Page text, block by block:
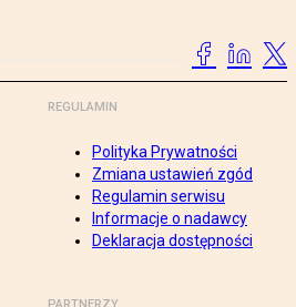
REGULAMIN
Polityka Prywatności
Zmiana ustawień zgód
Regulamin serwisu
Informacje o nadawcy
Deklaracja dostępności